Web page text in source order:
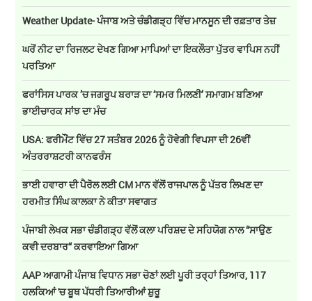
Weather Update- ਪੰਜਾਬ ਅਤੇ ਚੰਡੀਗੜ੍ਹ ਵਿੱਚ ਮਾਨਸੂਨ ਦੀ ਰਫ਼ਤਾਰ ਤੇਜ਼
ਘਰੋਂ ਨੀਟ ਦਾ ਰਿਜਲਟ ਦੇਖਣ ਗਿਆ ਮਾਪਿਆਂ ਦਾ ਇਕਲੌਤਾ ਪੁੱਤਰ ਵਾਪਿਸ ਨਹੀਂ
ਪਰਤਿਆ
ਫਰਾਂਸਿਸ ਪਾਰਕ ’ਚ ਜਗਰੂਪ ਬਰਾੜ ਦਾ ‘ਸਮਰ ਮਿਲਣੀ’ ਸਮਾਗਮ ਬਣਿਆ
ਭਾਈਚਾਰਕ ਸਾਂਝ ਦਾ ਮੰਚ
USA: ਫਰੀਮੌਂਟ ਵਿੱਚ 27 ਸਤੰਬਰ 2026 ਨੂੰ ਹੋਵੇਗੀ ਵਿਪਸਾ ਦੀ 26ਵੀਂ
ਅੰਤਰਰਾਸ਼ਟਰੀ ਕਾਨਫਰੰਸ
ਭਾਈ ਹਵਾਰਾ ਦੀ ਪੈਰੋਲ ਲਈ CM ਮਾਨ ਵੱਲੋਂ ਰਾਜਪਾਲ ਨੂੰ ਪੱਤਰ ਲਿਖਣ ਦਾ
ਹਰਮੀਤ ਸਿੰਘ ਕਾਲਕਾ ਨੇ ਕੀਤਾ ਸਵਾਗਤ
ਪੰਜਾਬੀ ਲੇਖਕ ਸਭਾ ਚੰਡੀਗੜ੍ਹ ਵੱਲੋਂ ਕਲਾ ਪਰਿਸ਼ਦ ਦੇ ਸਹਿਯੋਗ ਨਾਲ “ਸਾਉਣ
ਕਵੀ ਦਰਬਾਰ“ ਕਰਵਾਇਆ ਗਿਆ
AAP ਆਗਾਮੀ ਪੰਜਾਬ ਵਿਧਾਨ ਸਭਾ ਚੋਣਾਂ ਲਈ ਪੂਰੀ ਤਰ੍ਹਾਂ ਤਿਆਰ, 117
ਹਲਕਿਆਂ 'ਚ ਬੂਥ ਪੱਧਰੀ ਤਿਆਰੀਆਂ ਸ਼ੁਰੂ